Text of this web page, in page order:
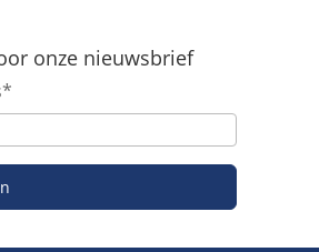
onze nieuwsbrief
*